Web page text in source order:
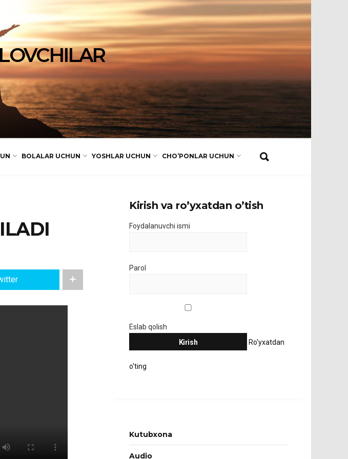
BOLALAR UCHUN YOSHLAR UCHUN CHO’PONLAR UCHUN
Kirish va ro’yxatdan o’tish
Foydalanuvchi ismi
Parol
Eslab qolish
Ro'yxatdan
o'ting
Kutubxona
Audio